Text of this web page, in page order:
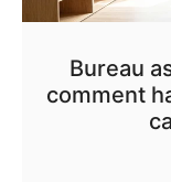
Bureau
comment